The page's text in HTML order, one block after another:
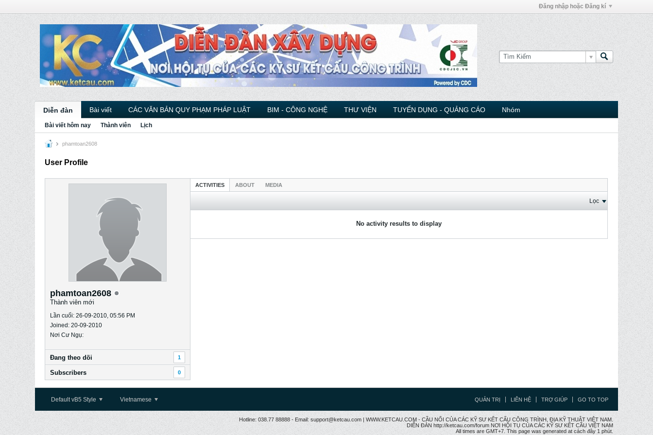
Đăng nhập hoặc Đăng kí
Diễn đàn Bài viết CÁC VĂN BẢN QUY PHẠM PHÁP LUẬT BIM - CÔNG NGHỆ THƯ VIỆN TUYỂN DỤNG - QUẢNG CÁO Nhóm
Bài viết hôm nay Thành viên Lịch
phamtoan2608
User Profile
phamtoan2608
Thành viên mới
Lần cuối: 26-09-2010, 05:56 PM
Joined: 20-09-2010
Nơi Cư Ngụ:
Ðang theo dõi 1
Subscribers 0
ACTIVITIES ABOUT MEDIA
Lọc
No activity results to display
Default vB5 Style Vietnamese QUẢN TRỊ LIÊN HỆ TRỢ GIÚP GO TO TOP
Hotline: 038.77 88888 - Email: support@ketcau.com | WWW.KETCAU.COM - CẦU NỐI CỦA CÁC KỸ SƯ KẾT CẤU CÔNG TRÌNH, ĐỊA KỸ THUẬT VIỆT NAM.
DIỄN ĐÀN http://ketcau.com/forum NƠI HỘI TỤ CỦA CÁC KỸ SƯ KẾT CÂU VIỆT NAM
All times are GMT+7. This page was generated at cách đây 1 phút.